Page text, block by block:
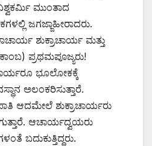
ಮುಂತಾದ
ಜಗಜ್ಜಾಹೀರಾದರು.
ಶುಕ್ರಾಚಾರ್ಯ ಮತ್ತು
ಪ್ರಥಮಪೂಜ್ಯರು!
ಭೂಲೋಕಕ್ಕೆ
ಅಲಂಕರಿಸುತ್ತಾರೆ.
ಆದಮೇಲೆ ಶುಕ್ರಾಚಾರ್ಯರು
ಆಚಾರ್ಯದ್ವಯರು
ಬದುಕುತ್ತಿದ್ದರು.